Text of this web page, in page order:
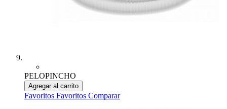
PELOPINCHO
Agregar al carrito
Favoritos Favoritos Comparar